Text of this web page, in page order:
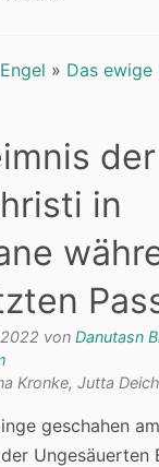
» Das ewige
in
von Danutasn
Kronke, Jutta
geschahen
Ungesäuerten